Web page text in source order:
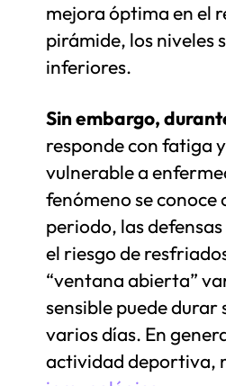
mejora óptima en el
pirámide, los niveles
inferiores.
Sin embargo,
responde con fatiga
vulnerable a
fenómeno se conoce
periodo, las
el riesgo de
“ventana abierta”
sensible puede durar
varios días. En
actividad deportiva,